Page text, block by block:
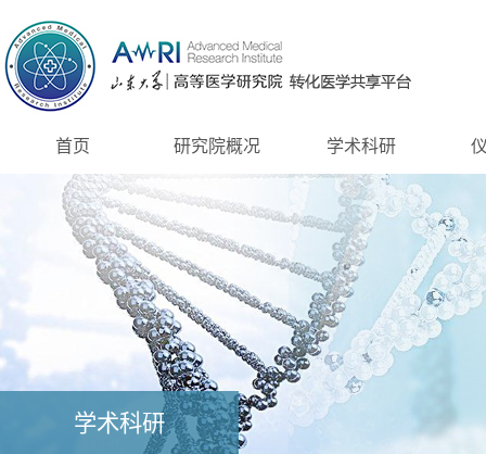
首页 研究院概况 学术科研
学术科研